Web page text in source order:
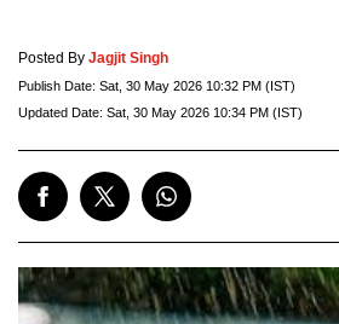
Posted By Jagjit Singh
Publish Date: Sat, 30 May 2026 10:32 PM (IST)
Updated Date: Sat, 30 May 2026 10:34 PM (IST)